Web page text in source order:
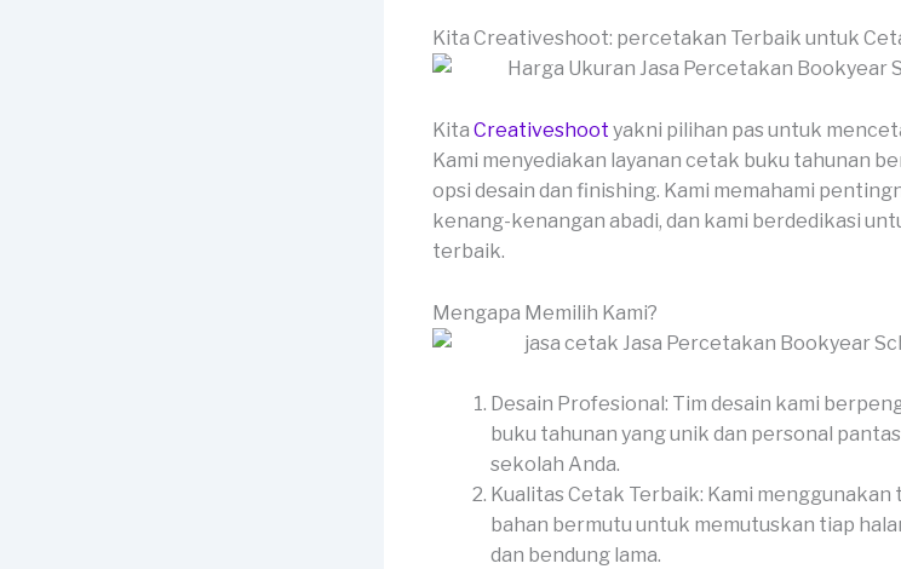
Kita Creativeshoot: percetakan Terbaik untuk
Kita Creativeshoot yakni pilihan pas untuk
Kami menyediakan layanan cetak buku tahunan
opsi desain dan finishing. Kami memahami
kenang-kenangan abadi, dan kami berdedikasi
terbaik.
Mengapa Memilih Kami?
Desain Profesional: Tim desain kami
buku tahunan yang unik dan personal
sekolah Anda.
Kualitas Cetak Terbaik: Kami
bahan bermutu untuk memutuskan tiap
dan bendung lama.